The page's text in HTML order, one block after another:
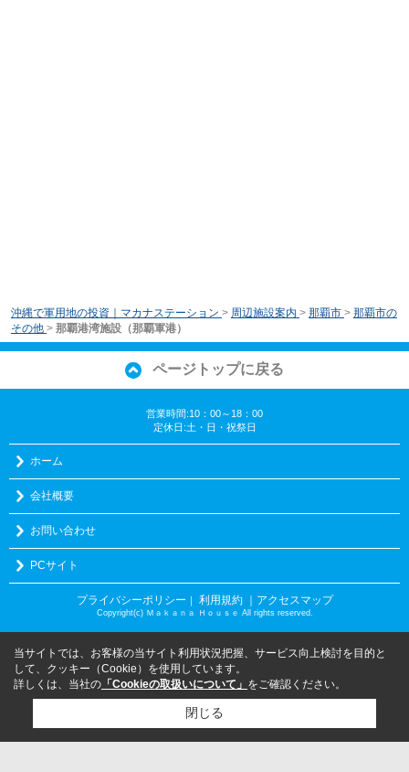
沖縄で軍用地の投資｜マカナステーション > 周辺施設案内 > 那覇市 > 那覇市の
その他 > 那覇港湾施設（那覇軍港）
ページトップに戻る
営業時間:10：00～18：00
定休日:土・日・祝祭日
ホーム
会社概要
お問い合わせ
PCサイト
プライバシーポリシー ｜ 利用規約 ｜アクセスマップ
Copyright(c) Ｍａｋａｎａ Ｈｏｕｓｅ All rights reserved.
当サイトでは、お客様の当サイト利用状況把握、サービス向上検討を目的と
して、クッキー（Cookie）を使用しています。
詳しくは、当社の 「Cookieの取扱いについて」 をご確認ください。
閉じる